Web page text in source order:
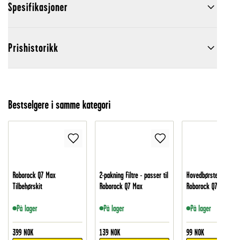
Spesifikasjoner
Prishistorikk
Bestselgere i samme kategori
Roborock Q7 Max
Tilbehørskit
På lager
399 NOK
2-pakning Filtre - passer til
Roborock Q7 Max
På lager
139 NOK
Hovedbørste
Roborock Q7
På lager
99 NOK